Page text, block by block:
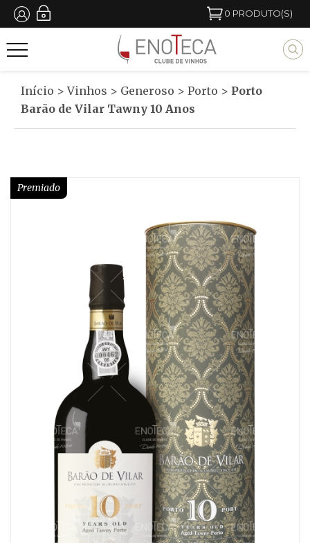
principal
0 PRODUTO(S)
M
k
Início >Vinhos > Generoso > Porto > Porto
Barão de Vilar Tawny 10 Anos
Premiado